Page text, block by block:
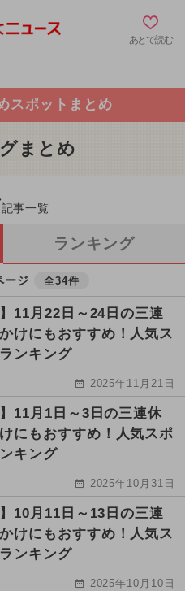
あとで読む
スポットまとめ
まとめ
記事一覧
ランキング
ージ 全34件
】11月22日～24日の三連
けにもおすすめ！人気ス
ンキング
2025年11月21日
】11月1日～3日の三連休
にもおすすめ！人気スポ
キング
2025年10月31日
】10月11日～13日の三連
けにもおすすめ！人気ス
ンキング
2025年10月10日